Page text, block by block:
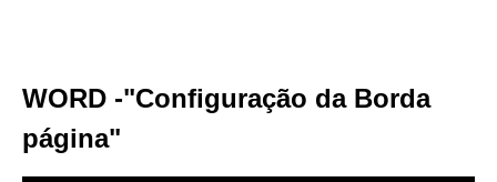
WORD -"Configuração da Borda
página"